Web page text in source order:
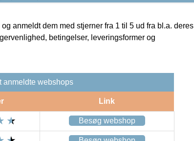
anmeldt dem med stjerner fra 1 til 5 ud fra bl.a. deres
betingelser, leveringsformer og
anmeldte webshops
Link
Besøg webshop